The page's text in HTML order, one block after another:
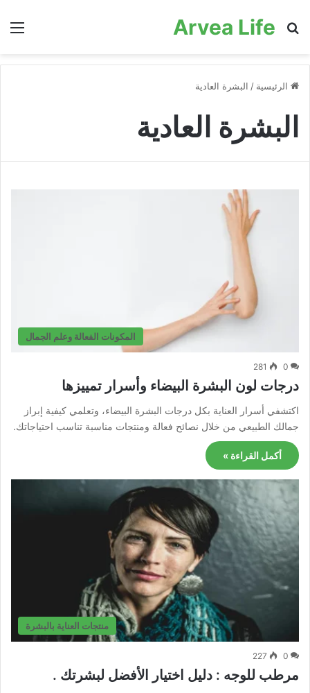
Arvea Life
بحث عن
الرئيسية / البشرة العادية
البشرة العادية
المكونات الفعالة وعلم الجمال
0
281
درجات لون البشرة البيضاء وأسرار تمييزها
اكتشفي أسرار العناية بكل درجات البشرة البيضاء، وتعلمي كيفية إبراز
جمالك الطبيعي من خلال نصائح فعالة ومنتجات مناسبة تناسب احتياجاتك.
أكمل القراءة »
منتجات العناية بالبشرة
0
227
مرطب للوجه : دليل اختيار الأفضل لبشرتك .